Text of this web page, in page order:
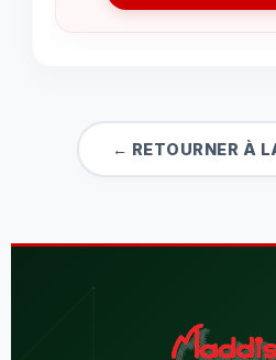
← RETOURNER À